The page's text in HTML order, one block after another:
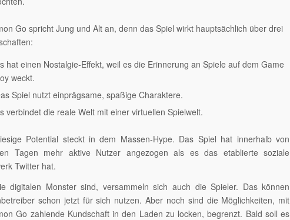
Go spricht Jung und Alt an, denn das Spiel wirkt hauptsächlich über drei
hat einen Nostalgie-Effekt, weil es die Erinnerung an Spiele auf dem Game
weckt.
Spiel nutzt einprägsame, spaßige Charaktere.
verbindet die reale Welt mit einer virtuellen Spielwelt.
Potential steckt in dem Massen-Hype. Das Spiel hat innerhalb von
Tagen mehr aktive Nutzer angezogen als es das etablierte soziale
Twitter hat.
digitalen Monster sind, versammeln sich auch die Spieler. Das können
schon jetzt für sich nutzen. Aber noch sind die Möglichkeiten, mit
Go zahlende Kundschaft in den Laden zu locken, begrenzt. Bald soll es